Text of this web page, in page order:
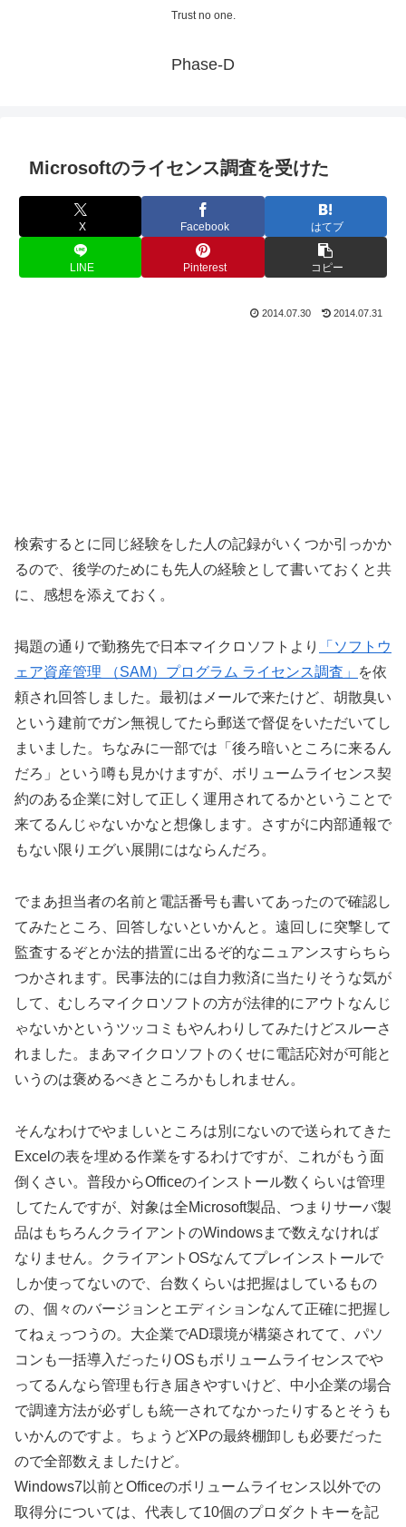
Trust no one.
Phase-D
Microsoftのライセンス調査を受けた
X Facebook はてブ
LINE Pinterest コピー
2014.07.30 2014.07.31
検索するとに同じ経験をした人の記録がいくつか引っかか
るので、後学のためにも先人の経験として書いておくと共
に、感想を添えておく。
掲題の通りで勤務先で日本マイクロソフトより
「ソフトウ
ェア資産管理 （SAM）プログラム ライセンス調査」
を依
頼され回答しました。最初はメールで来たけど、胡散臭い
という建前でガン無視してたら郵送で督促をいただいてし
まいました。ちなみに一部では「後ろ暗いところに来るん
だろ」という噂も見かけますが、ボリュームライセンス契
約のある企業に対して正しく運用されてるかということで
来てるんじゃないかなと想像します。さすがに内部通報で
もない限りエグい展開にはならんだろ。
でまあ担当者の名前と電話番号も書いてあったので確認し
てみたところ、回答しないといかんと。遠回しに突撃して
監査するぞとか法的措置に出るぞ的なニュアンスすらちら
つかされます。民事法的には自力救済に当たりそうな気が
して、むしろマイクロソフトの方が法律的にアウトなんじ
ゃないかというツッコミもやんわりしてみたけどスルーさ
れました。まあマイクロソフトのくせに電話応対が可能と
いうのは褒めるべきところかもしれません。
そんなわけでやましいところは別にないので送られてきた
Excelの表を埋める作業をするわけですが、これがもう面
倒くさい。普段からOfficeのインストール数くらいは管理
してたんですが、対象は全Microsoft製品、つまりサーバ製
品はもちろんクライアントのWindowsまで数えなければ
なりません。クライアントOSなんてプレインストールで
しか使ってないので、台数くらいは把握はしているもの
の、個々のバージョンとエディションなんて正確に把握し
てねぇっつうの。大企業でAD環境が構築されてて、パソ
コンも一括導入だったりOSもボリュームライセンスでや
ってるんなら管理も行き届きやすいけど、中小企業の場合
で調達方法が必ずしも統一されてなかったりするとそうも
いかんのですよ。ちょうどXPの最終棚卸しも必要だった
ので全部数えましたけど。
Windows7以前とOfficeのボリュームライセンス以外での
取得分については、代表して10個のプロダクトキーを記